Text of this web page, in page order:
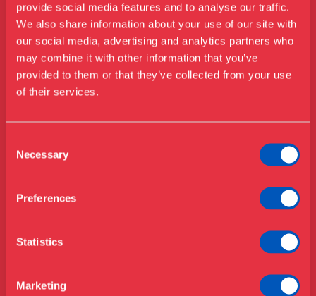
provide social media features and to analyse our traffic.
We also share information about your use of our site with
our social media, advertising and analytics partners who
may combine it with other information that you’ve
provided to them or that they’ve collected from your use
of their services.
Selection
Necessary
Preferences
Statistics
Marketing
Besøg os
Udstillinger
Årskort
Åbningstider & priser Køb billet